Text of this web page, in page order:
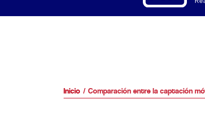
Inicio Comparación entre la captación